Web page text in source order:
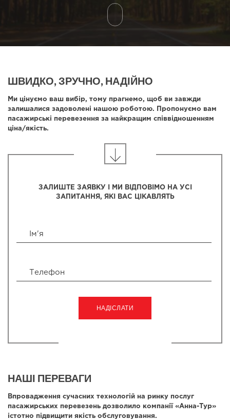
ШВИДКО, ЗРУЧНО, НАДІЙНО
Ми цінуємо ваш вибір, тому прагнемо, щоб ви завжди
залишалися задоволені нашою роботою. Пропонуємо вам
пасажирські перевезення за найкращим співвідношенням
ціна/якість.
ЗАЛИШТЕ ЗАЯВКУ І МИ ВІДПОВІМО НА УСІ
ЗАПИТАННЯ, ЯКІ ВАС ЦІКАВЛЯТЬ
НАШІ ПЕРЕВАГИ
Впровадження сучасних технологій на ринку послуг
пасажирських перевезень дозволило компанії «Анна-Тур»
істотно підвищити якість обслуговування.